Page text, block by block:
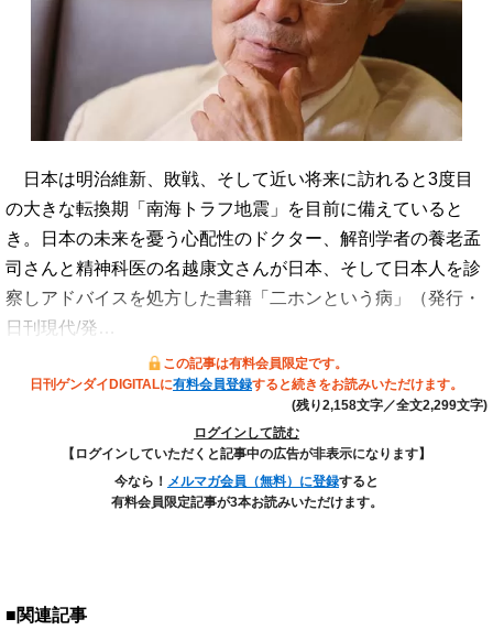
日本は明治維新、敗戦、そして近い将来に訪れると3度目
の大きな転換期「南海トラフ地震」を目前に備えていると
き。日本の未来を憂う心配性のドクター、解剖学者の養老孟
司さんと精神科医の名越康文さんが日本、そして日本人を診
察しアドバイスを処方した書籍「二ホンという病」（発行・
日刊現代/発…
この記事は有料会員限定です。
日刊ゲンダイDIGITALに有料会員登録すると続きをお読みいただけます。
(残り2,158文字／全文2,299文字)
ログインして読む
【ログインしていただくと記事中の広告が非表示になります】
今なら！ メルマガ会員（無料）に登録すると
有料会員限定記事が3本お読みいただけます。
■関連記事